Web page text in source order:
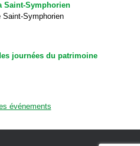
Saint-Symphorien
Saint-Symphorien
journées du patrimoine
événements